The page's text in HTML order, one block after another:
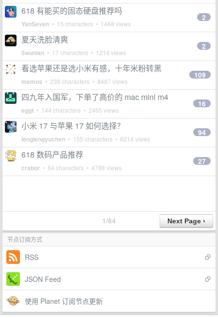
618 有能买的固态硬盘推荐吗
YanSeven • 15 characters • 1468 views
2
夏天洗脸清爽
5wunian • 17 characters • 1214 views
2
看选苹果还是选小米有感，十年米粉转黑
memos • 238 characters • 8487 views
109
四九年入国军，下单了高价的 mac mini m4
eggt • 144 characters • 2465 views
16
小米 17 与苹果 17 如何选择？
lenglengyuchen • 155 characters • 6214 views
94
618 数码产品推荐
crabor • 64 characters • 4788 views
27
1/64
节点订阅方式
RSS
JSON Feed
使用 Planet 订阅节点更新